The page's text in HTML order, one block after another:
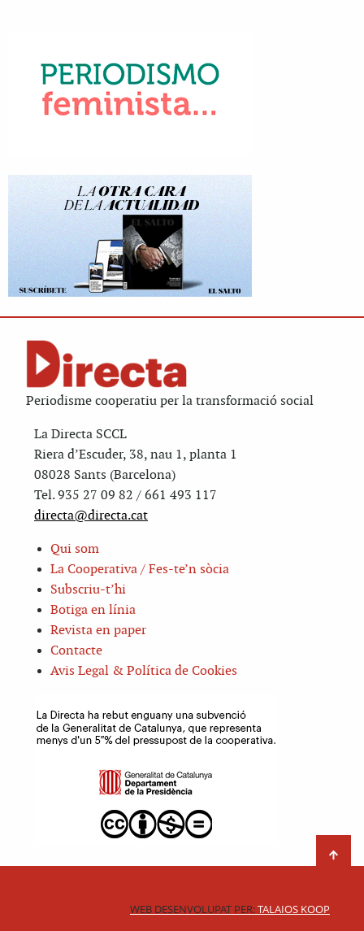
Periodisme cooperatiu per la transformació social
La Directa SCCL
Riera d’Escuder, 38, nau 1, planta 1
08028 Sants (Barcelona)
Tel. 935 27 09 82 / 661 493 117
directa@directa.cat
Qui som
La Cooperativa / Fes-te’n sòcia
Subscriu-t’hi
Botiga en línia
Revista en paper
Contacte
Avis Legal & Política de Cookies
WEB DESENVOLUPAT PER:TALAIOS KOOP